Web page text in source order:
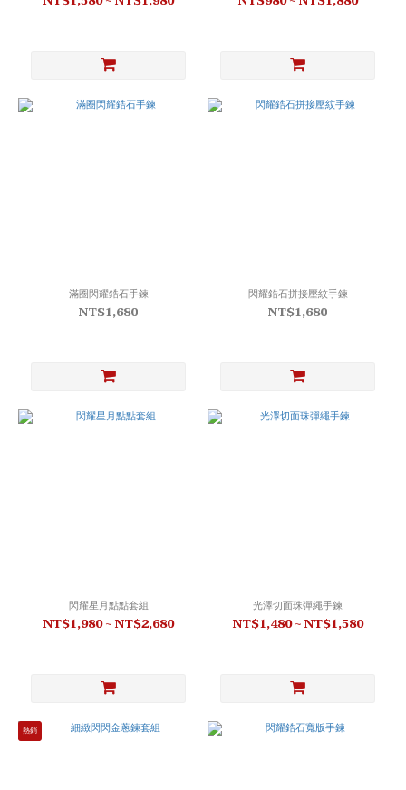
滿圈閃耀鋯石手鍊
NT$1,680
閃耀鋯石拼接壓紋手鍊
NT$1,680
閃耀星月點點套組
NT$1,980 ~ NT$2,680
光澤切面珠彈繩手鍊
NT$1,480 ~ NT$1,580
熱銷